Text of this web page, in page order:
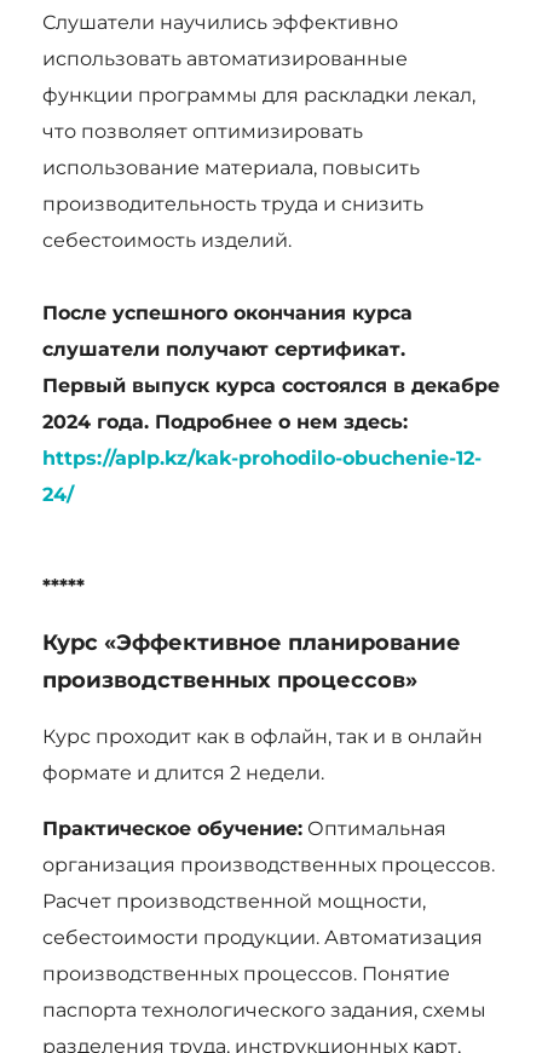
Слушатели научились эффективно
использовать автоматизированные
функции программы для раскладки лекал,
что позволяет оптимизировать
использование материала, повысить
производительность труда и снизить
себестоимость изделий.
После успешного окончания курса
слушатели получают сертификат.
Первый выпуск курса состоялся в декабре
2024 года. Подробнее о нем здесь:
https://aplp.kz/kak-prohodilo-obuchenie-12-
24/
*****
Курс «Эффективное планирование
производственных процессов»
Курс проходит как в офлайн, так и в онлайн
формате и длится 2 недели.
Практическое обучение: Оптимальная
организация производственных процессов.
Расчет производственной мощности,
себестоимости продукции. Автоматизация
производственных процессов. Понятие
паспорта технологического задания, схемы
разделения труда, инструкционных карт,